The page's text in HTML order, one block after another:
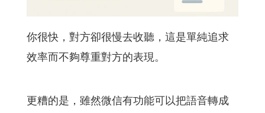
你很快，對方卻很慢去收聽，這是單純追求
效率而不夠尊重對方的表現。
更糟的是，雖然微信有功能可以把語音轉成